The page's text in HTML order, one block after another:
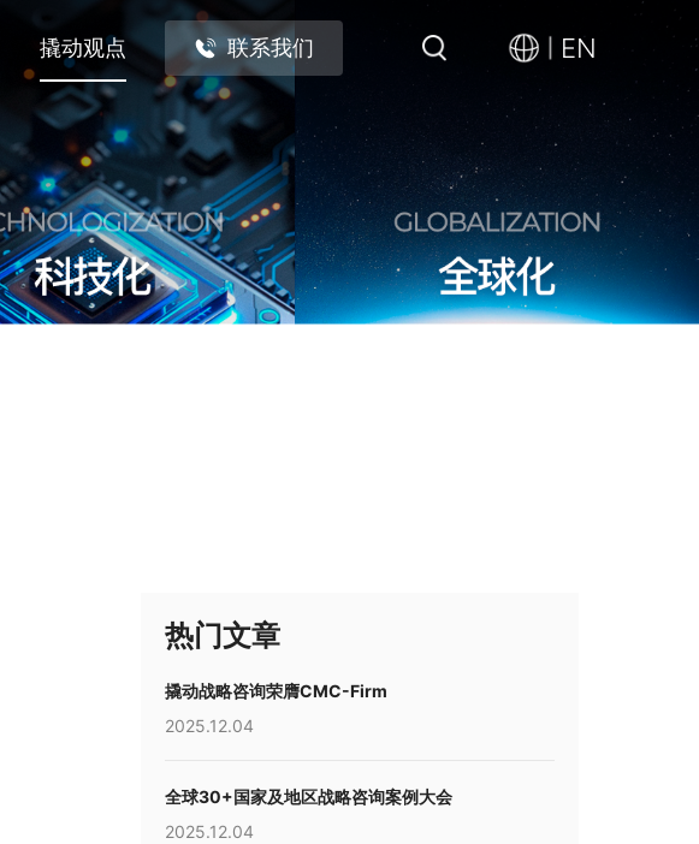
撬动观点 联系我们 EN
热门文章
撬动战略咨询荣膺CMC-Firm
2025.12.04
全球30+国家及地区战略咨询案例大会
2025.12.04